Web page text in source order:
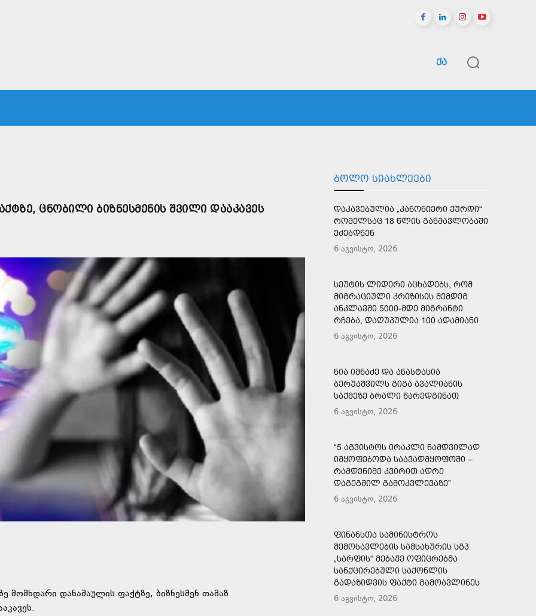
ᲥᲐ
ᲪᲜᲝᲑᲘᲚᲘ ᲑᲘᲖᲜᲔᲡᲛᲔᲜᲘᲡ ᲨᲕᲘᲚᲘ ᲓᲐᲐᲙᲐᲕᲔᲡ
მომხდარი დანაშაულის ფაქტზე, ბიზნესმენ თამაზ
ᲑᲝᲚᲝ ᲡᲘᲐᲮᲚᲔᲔᲑᲘ
ᲓᲐᲙᲐᲕᲔᲑᲣᲚᲘᲐ „ᲙᲐᲜᲝᲜᲘᲔᲠᲘ ᲥᲣᲠᲓᲘ“
ᲠᲝᲛᲔᲚᲡᲐᲪ 18 ᲬᲚᲘᲡ ᲒᲐᲜᲛᲐᲕᲚᲝᲑᲐᲨᲘ
ᲔᲫᲔᲑᲓᲜᲔᲜ
6 აგვისტო, 2026
ᲡᲔᲣᲢᲘᲡ ᲚᲘᲓᲔᲠᲘ ᲐᲪᲮᲐᲓᲔᲑᲡ, ᲠᲝᲛ
ᲛᲘᲒᲠᲐᲪᲘᲣᲚᲘ ᲙᲠᲘᲖᲘᲡᲘᲡ ᲨᲔᲛᲓᲔᲒ
ᲐᲜᲙᲚᲐᲕᲨᲘ 5000-ᲛᲓᲔ ᲛᲘᲒᲠᲐᲜᲢᲘ
ᲠᲩᲔᲑᲐ, ᲓᲐᲦᲣᲞᲣᲚᲘᲐ 100 ᲐᲓᲐᲛᲘᲐᲜᲘ
6 აგვისტო, 2026
ᲜᲘᲐ ᲘᲛᲜᲐᲫᲔ ᲓᲐ ᲐᲜᲐᲡᲢᲐᲡᲘᲐ
ᲑᲔᲠᲣᲐᲨᲕᲘᲚᲡ ᲒᲘᲒᲐ ᲐᲕᲐᲚᲘᲐᲜᲘᲡ
ᲡᲐᲥᲛᲔᲖᲔ ᲑᲠᲐᲚᲘ ᲬᲐᲠᲔᲓᲒᲘᲜᲐᲗ
6 აგვისტო, 2026
“5 ᲐᲒᲕᲘᲡᲢᲝᲡ ᲘᲠᲐᲙᲚᲘ ᲜᲐᲛᲓᲕᲘᲚᲐᲓ
ᲘᲛᲧᲝᲤᲔᲑᲝᲓᲐ ᲡᲐᲐᲕᲐᲓᲛᲧᲝᲤᲝᲨᲘ –
ᲠᲐᲛᲓᲔᲜᲘᲛᲔ ᲙᲕᲘᲠᲘᲗ ᲐᲓᲠᲔ
ᲓᲐᲒᲔᲒᲛᲘᲚ ᲒᲐᲛᲝᲙᲕᲚᲔᲕᲐᲖᲔ”
6 აგვისტო, 2026
ᲤᲘᲜᲐᲜᲡᲗᲐ ᲡᲐᲛᲘᲜᲘᲡᲢᲠᲝᲡ
ᲨᲔᲛᲝᲡᲐᲕᲚᲔᲑᲘᲡ ᲡᲐᲛᲡᲐᲮᲣᲠᲘᲡ ᲡᲒᲞ
„ᲡᲐᲠᲤᲘᲡ“ ᲛᲔᲑᲐᲟᲔ ᲝᲤᲘᲪᲠᲔᲑᲛᲐ
ᲡᲐᲜᲥᲪᲘᲠᲔᲑᲣᲚᲘ ᲡᲐᲥᲝᲜᲚᲘᲡ
ᲒᲐᲓᲐᲖᲘᲓᲕᲘᲡ ᲤᲐᲥᲢᲘ ᲒᲐᲛᲝᲐᲕᲚᲘᲜᲔᲡ
6 აგვისტო, 2026